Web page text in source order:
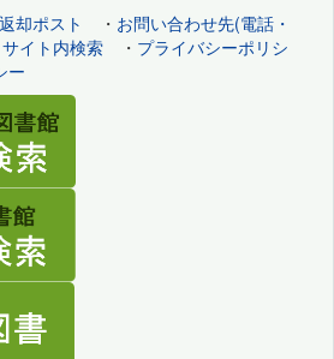
却ポスト ・ お問い合わせ先(電話・
サイト内検索 ・ プライバシーポリシ
ー